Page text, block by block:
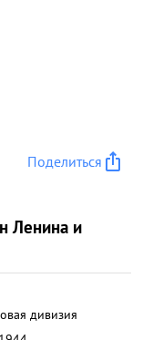
Поделиться
Ленина и
дивизия